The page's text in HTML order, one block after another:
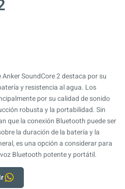
SoundCore 2 destaca por su
y resistencia al agua. Los
por su calidad de sonido
robusta y la portabilidad. Sin
que la conexión Bluetooth puede ser
la duración de la batería y la
es una opción a considerar para
Bluetooth potente y portátil.